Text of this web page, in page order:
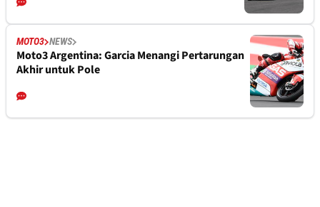
MOTO3 NEWS
Moto3 Argentina: Garcia Menangi Pertarungan
Akhir untuk Pole